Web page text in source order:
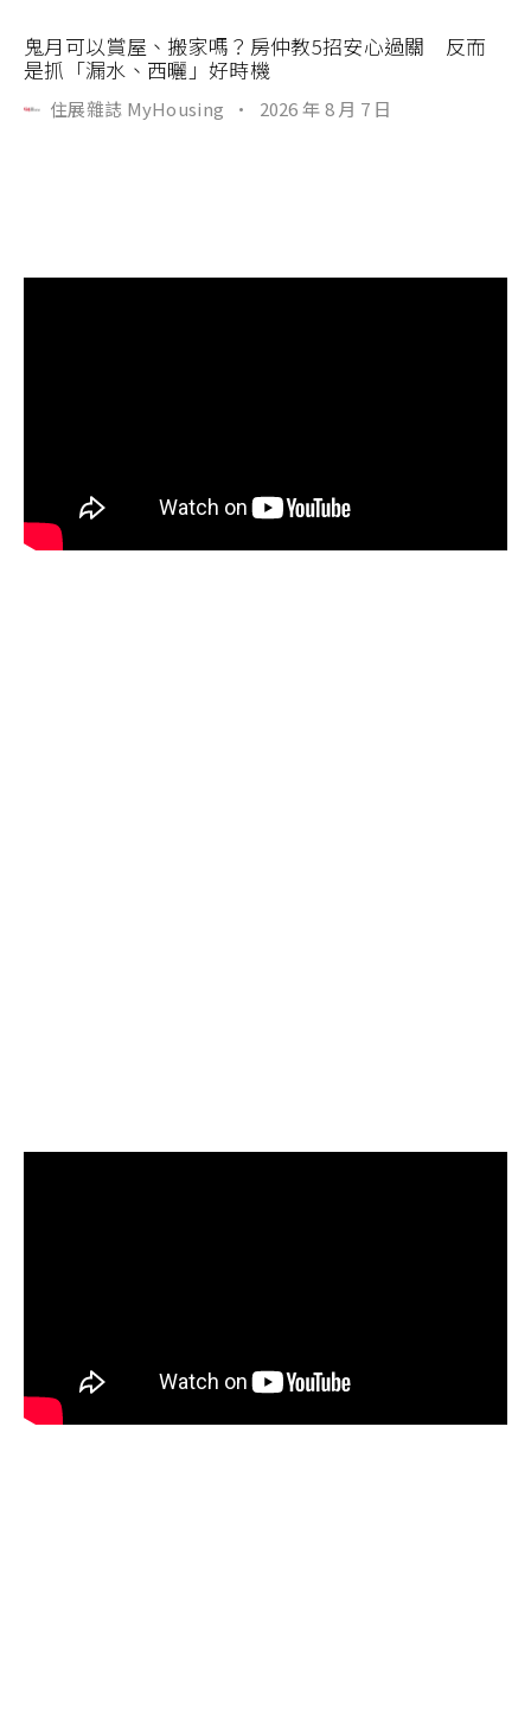
鬼月可以賞屋、搬家嗎？房仲教5招安心過關 反而
是抓「漏水、西曬」好時機
住展雜誌 MyHousing · 2026 年 8 月 7 日